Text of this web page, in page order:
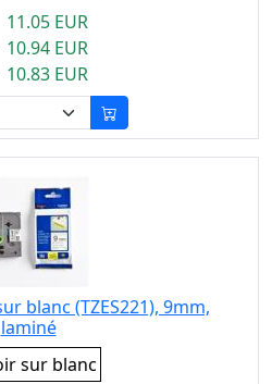
EUR
EUR
EUR
blanc (TZES221), 9mm,
laminé
sur blanc